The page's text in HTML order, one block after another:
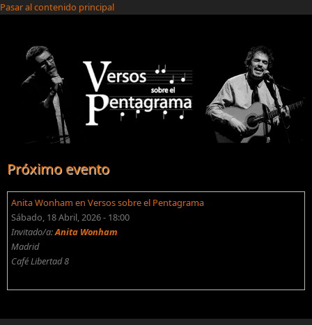
Pasar al contenido principal
Próximo evento
Anita Wonham en Versos sobre el Pentagrama
Sábado, 18 Abril, 2026 - 18:00
Invitado/a:Anita Wonham
Madrid
Café Libertad 8